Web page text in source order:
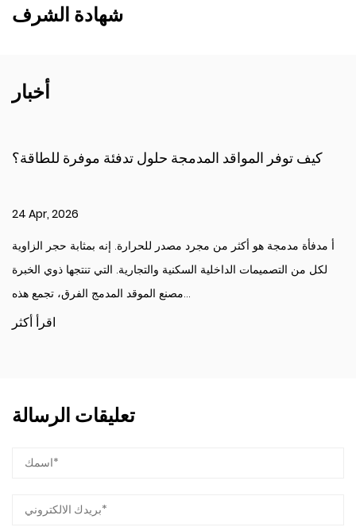
شهادة الشرف
أخبار
كيف توفر المواقد المدمجة حلول تدفئة موفرة للطاقة؟
24 Apr, 2026
أ مدفأة مدمجة هو أكثر من مجرد مصدر للحرارة. إنه بمثابة حجر الزاوية
لكل من التصميمات الداخلية السكنية والتجارية. التي تنتجها ذوي الخبرة
مصنع الموقد المدمج الفرق، تجمع هذه...
اقرأ أكثر
تعليقات الرسالة